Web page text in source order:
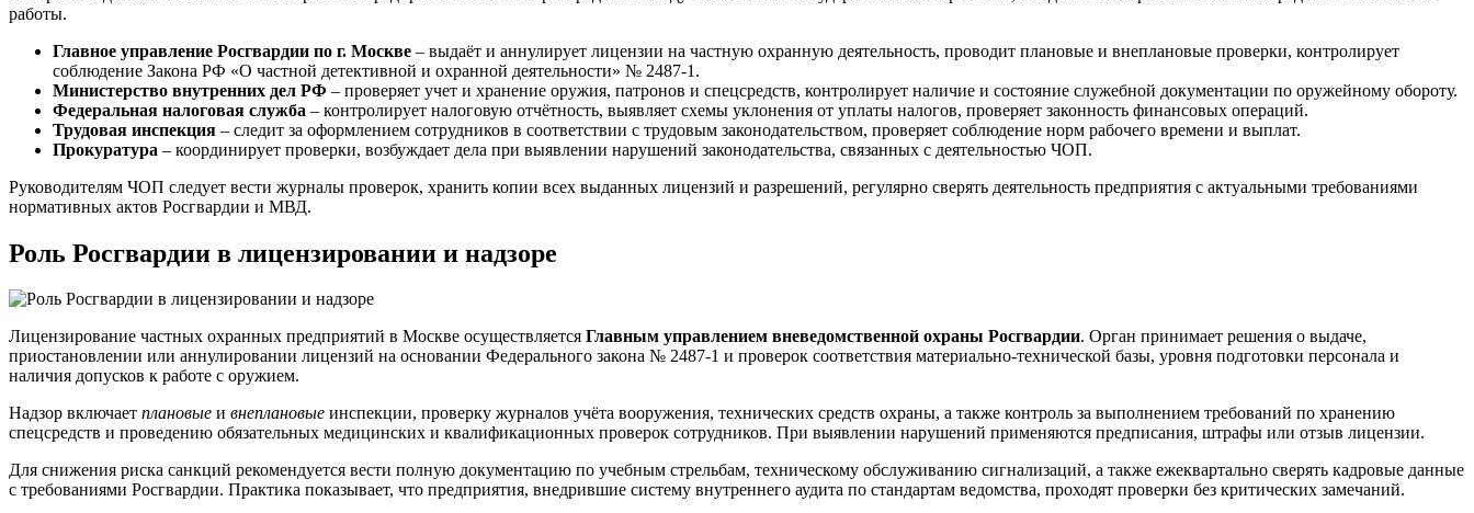
работы.
Главное управление Росгвардии по г. Москве – выдаёт и аннулирует лицензии на частную охранную деятельность, проводит плановые и внеплановые проверки, контролирует
соблюдение Закона РФ «О частной детективной и охранной деятельности» № 2487-1.
Министерство внутренних дел РФ – проверяет учет и хранение оружия, патронов и спецсредств, контролирует наличие и состояние служебной документации по оружейному обороту.
Федеральная налоговая служба – контролирует налоговую отчётность, выявляет схемы уклонения от уплаты налогов, проверяет законность финансовых операций.
Трудовая инспекция – следит за оформлением сотрудников в соответствии с трудовым законодательством, проверяет соблюдение норм рабочего времени и выплат.
Прокуратура – координирует проверки, возбуждает дела при выявлении нарушений законодательства, связанных с деятельностью ЧОП.
Руководителям ЧОП следует вести журналы проверок, хранить копии всех выданных лицензий и разрешений, регулярно сверять деятельность предприятия с актуальными требованиями
нормативных актов Росгвардии и МВД.
Роль Росгвардии в лицензировании и надзоре
Лицензирование частных охранных предприятий в Москве осуществляется Главным управлением вневедомственной охраны Росгвардии. Орган принимает решения о выдаче,
приостановлении или аннулировании лицензий на основании Федерального закона № 2487-1 и проверок соответствия материально-технической базы, уровня подготовки персонала и
наличия допусков к работе с оружием.
Надзор включает плановые и внеплановые инспекции, проверку журналов учёта вооружения, технических средств охраны, а также контроль за выполнением требований по хранению
спецсредств и проведению обязательных медицинских и квалификационных проверок сотрудников. При выявлении нарушений применяются предписания, штрафы или отзыв лицензии.
Для снижения риска санкций рекомендуется вести полную документацию по учебным стрельбам, техническому обслуживанию сигнализаций, а также ежеквартально сверять кадровые данные
с требованиями Росгвардии. Практика показывает, что предприятия, внедрившие систему внутреннего аудита по стандартам ведомства, проходят проверки без критических замечаний.